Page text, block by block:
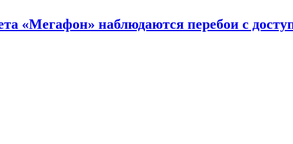
«Мегафон» наблюдаются перебои с